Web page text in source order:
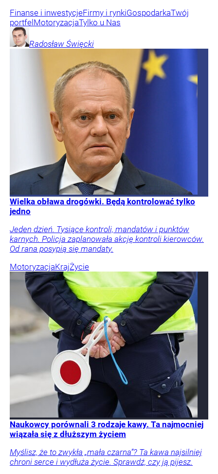
Finanse i inwestycjeFirmy i rynkiGospodarkaTwój
portfelMotoryzacjaTylko u Nas
Radosław Święcki
Wielka obława drogówki. Będą kontrolować tylko
jedno
Jeden dzień. Tysiące kontroli, mandatów i punktów
karnych. Policja zaplanowała akcję kontroli kierowców.
Od rana posypią się mandaty.
MotoryzacjaKrajŻycie
Naukowcy porównali 3 rodzaje kawy. Ta najmocniej
wiązała się z dłuższym życiem
Myślisz, że to zwykła „mała czarna”? Ta kawa najsilniej
chroni serce i wydłuża życie. Sprawdź, czy ją pijesz.